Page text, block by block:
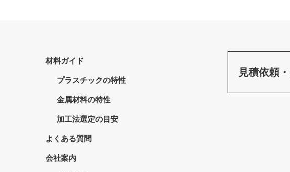
材料ガイド
プラスチックの特性
金属材料の特性
加工法選定の目安
よくある質問
会社案内
見積依頼